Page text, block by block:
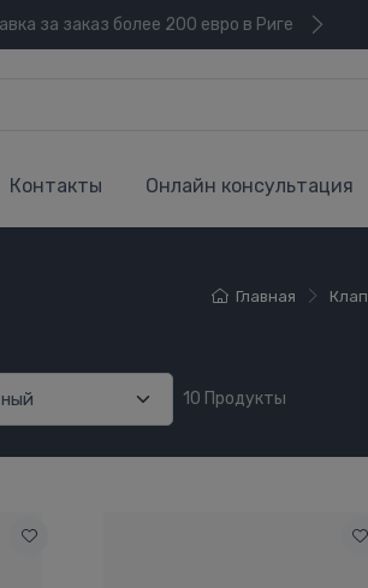
за заказ более 200 евро в Риге
Контакты Онлайн консультация
Главная
10 Продукты